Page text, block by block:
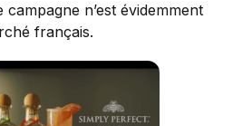
n’est évidemment
français.